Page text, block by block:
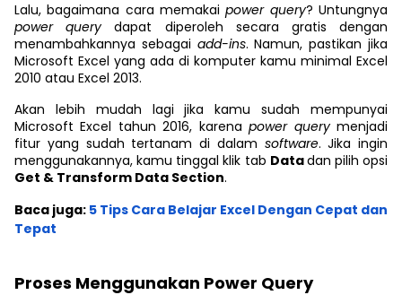
Lalu, bagaimana cara memakaipower query? Untungnya
power querydapat diperoleh secara gratis dengan
menambahkannya sebagai add-ins. Namun, pastikan jika
Microsoft Excel yang ada di komputer kamu minimal Excel
2010 atau Excel 2013.
Akan lebih mudah lagi jika kamu sudah mempunyai
Microsoft Excel tahun 2016, karenapower querymenjadi
fitur yang sudah tertanam di dalam software. Jika ingin
menggunakannya, kamu tinggal klik tab Datadan pilih opsi
Get & Transform Data Section.
Baca juga: 5 Tips Cara Belajar Excel Dengan Cepat dan
Tepat
Proses Menggunakan Power Query